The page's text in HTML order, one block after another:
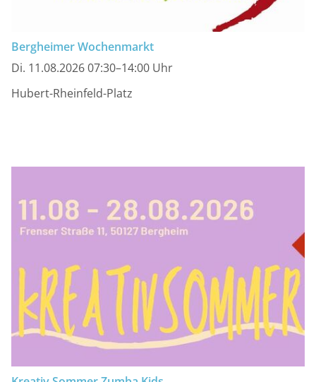
Bergheimer Wochenmarkt
Di. 11.08.2026 07:30–14:00 Uhr
Hubert-Rheinfeld-Platz